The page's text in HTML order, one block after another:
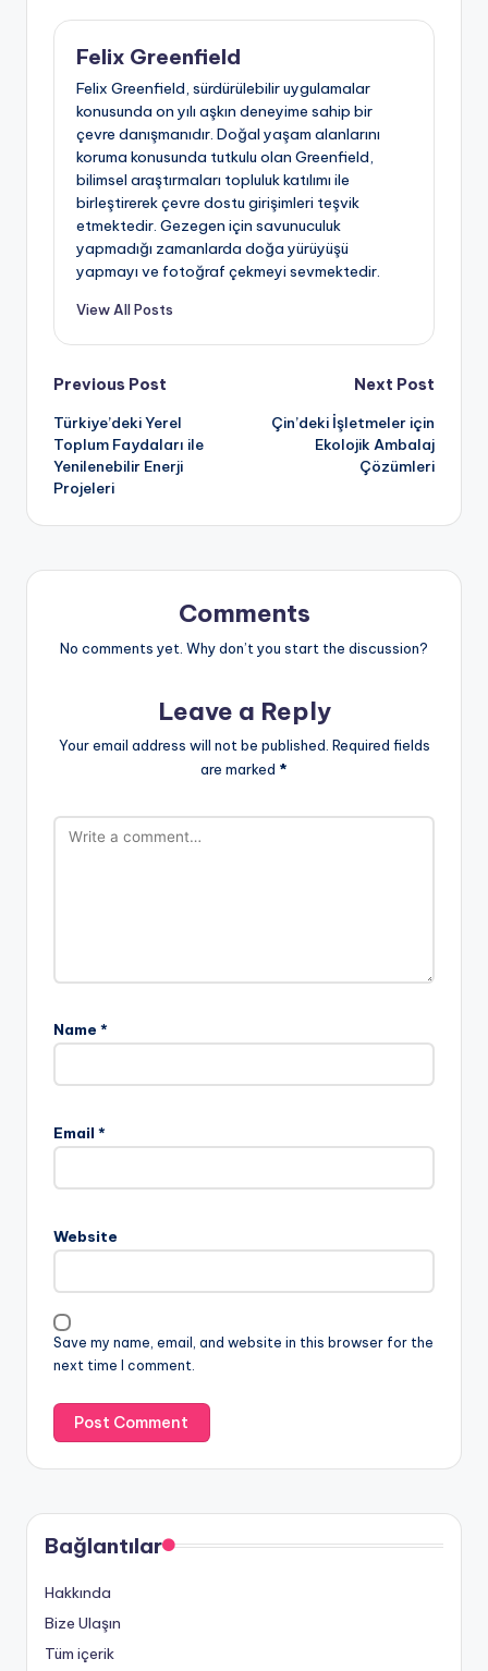
Felix Greenfield
Felix Greenfield, sürdürülebilir uygulamalar
konusunda on yılı aşkın deneyime sahip bir
çevre danışmanıdır. Doğal yaşam alanlarını
koruma konusunda tutkulu olan Greenfield,
bilimsel araştırmaları topluluk katılımı ile
birleştirerek çevre dostu girişimleri teşvik
etmektedir. Gezegen için savunuculuk
yapmadığı zamanlarda doğa yürüyüşü
yapmayı ve fotoğraf çekmeyi sevmektedir.
View All Posts
Post
navigation
Previous Post
Türkiye’deki Yerel
Toplum Faydaları ile
Yenilenebilir Enerji
Projeleri
Next Post
Çin’deki İşletmeler için
Ekolojik Ambalaj
Çözümleri
Comments
No comments yet. Why don’t you start the discussion?
Leave a Reply
Your email address will not be published. Required fields
are marked *
Name *
Email *
Website
Save my name, email, and website in this browser for the
next time I comment.
Bağlantılar
Hakkında
Bize Ulaşın
Tüm içerik